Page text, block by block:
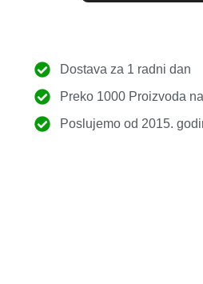
Dostava za 1 radni dan
Preko 1000 Proizvoda
Poslujemo od 2015.